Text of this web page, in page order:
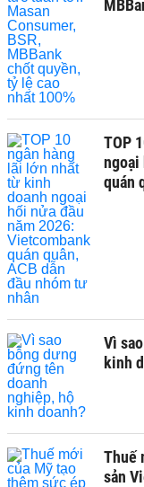
TOP
ngoại
quán
Vì
kinh
Thuế
sản